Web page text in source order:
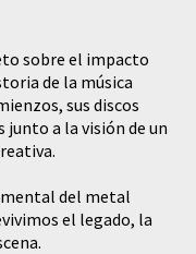
sobre el impacto
de la música
sus discos
a la visión de un
del metal
el legado, la